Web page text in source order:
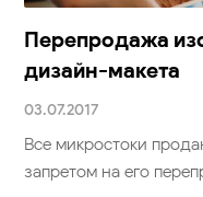
Перепродажа
дизайн-макета
03.07.2017
Все микростоки
запретом на его